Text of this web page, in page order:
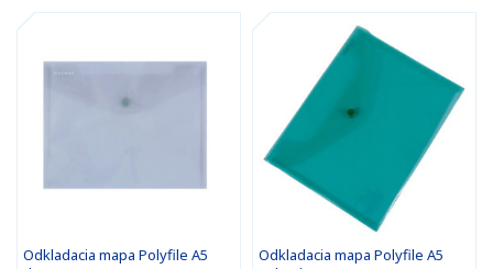
Odkladacia mapa Polyfile A5
Odkladacia mapa Polyfile A5